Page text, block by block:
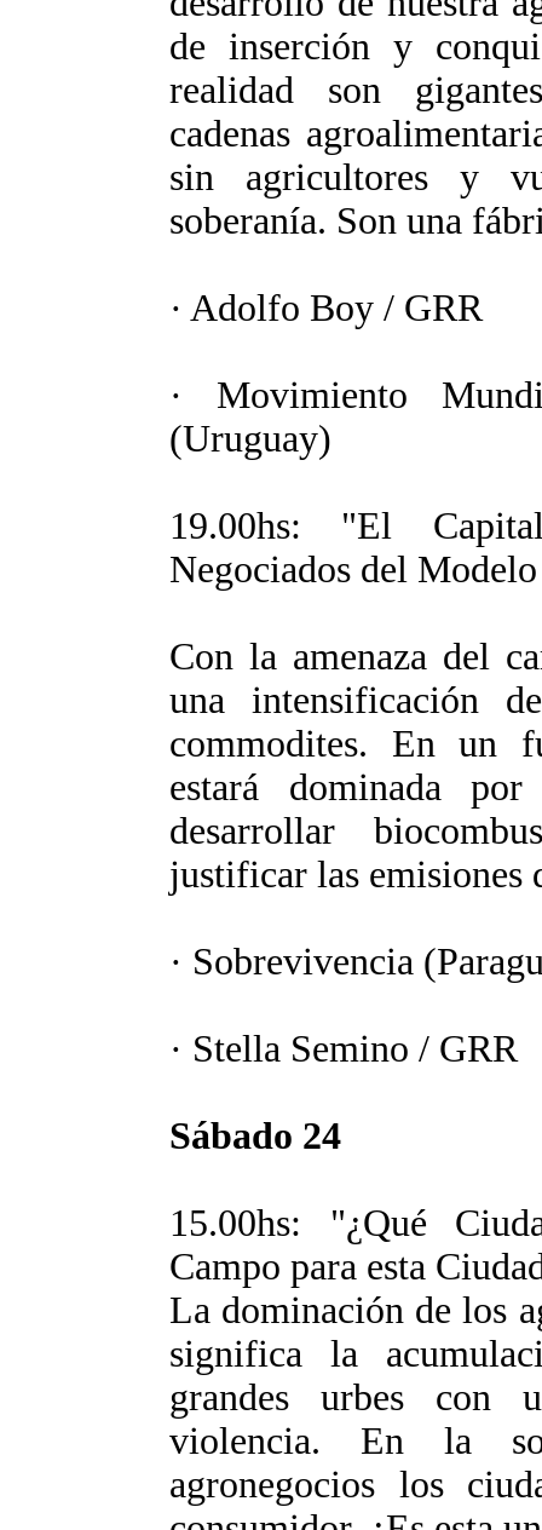
de inserción y
realidad son
cadenas
sin agricultores y
soberanía. Son una
· Adolfo Boy / GRR
· Movimiento
(Uruguay)
19.00hs: "El
Negociados del
Con la amenaza del
una intensificación
commodites. En un
estará dominada
desarrollar
justificar las emisiones
· Sobrevivencia
· Stella Semino / GRR
Sábado 24
15.00hs: "¿Qué
Campo para esta
La dominación de los
significa la
grandes urbes con
violencia. En la
agronegocios los